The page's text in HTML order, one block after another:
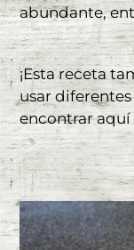
abundante,
¡Esta receta
usar
encontrar